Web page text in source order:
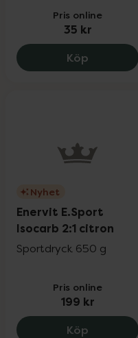
Pris online
35 kr
Köp Enervit
Nyhet
Enervit E.Sport
Isocarb 2:1 citron
Sportdryck 650 g
Pris online
199 kr
Köp Enervit